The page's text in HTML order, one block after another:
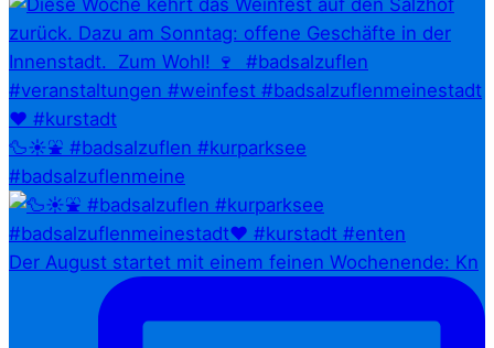
🦆☀️⛲ #badsalzuflen #kurparksee
#badsalzuflenmeine
Der August startet mit einem feinen Wochenende: Kn